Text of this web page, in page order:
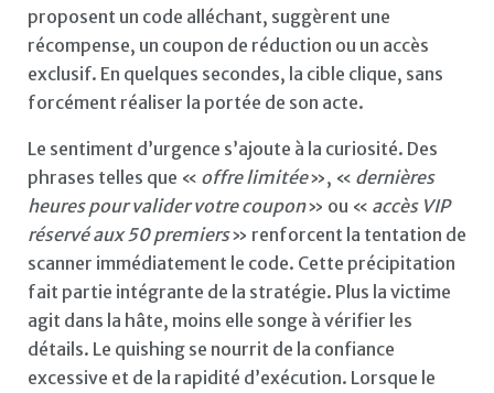
proposent un code alléchant, suggèrent une
récompense, un coupon de réduction ou un accès
exclusif. En quelques secondes, la cible clique, sans
forcément réaliser la portée de son acte.
Le sentiment d’urgence s’ajoute à la curiosité. Des
phrases telles que « offre limitée», « dernières
heures pour valider votre coupon» ou « accès VIP
réservé aux 50 premiers» renforcent la tentation de
scanner immédiatement le code. Cette précipitation
fait partie intégrante de la stratégie. Plus la victime
agit dans la hâte, moins elle songe à vérifier les
détails. Le quishing se nourrit de la confiance
excessive et de la rapidité d’exécution. Lorsque le